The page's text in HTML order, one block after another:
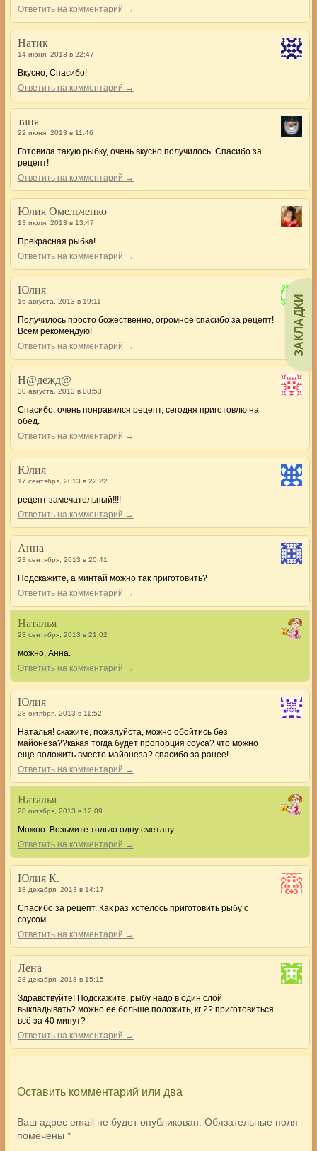
ЗАКЛАДКИ
Ответить на комментарий →
Натик
14 июня, 2013 в 22:47
Вкусно, Спасибо!
Ответить на комментарий →
таня
22 июня, 2013 в 11:46
Готовила такую рыбку, очень вкусно получилось. Спасибо за
рецепт!
Ответить на комментарий →
Юлия Омельченко
13 июля, 2013 в 13:47
Прекрасная рыбка!
Ответить на комментарий →
Юлия
16 августа, 2013 в 19:11
Получилось просто божественно, огромное спасибо за рецепт!
Всем рекомендую!
Ответить на комментарий →
Н@дежд@
30 августа, 2013 в 08:53
Спасибо, очень понравился рецепт, сегодня приготовлю на
обед.
Ответить на комментарий →
Юлия
17 сентября, 2013 в 22:22
рецепт замечательный!!!!
Ответить на комментарий →
Анна
23 сентября, 2013 в 20:41
Подскажите, а минтай можно так приготовить?
Ответить на комментарий →
Наталья
23 сентября, 2013 в 21:02
можно, Анна.
Ответить на комментарий →
Юлия
28 октября, 2013 в 11:52
Наталья! скажите, пожалуйста, можно обойтись без
майонеза??какая тогда будет пропорция соуса? что можно
еще положить вместо майонеза? спасибо за ранее!
Ответить на комментарий →
Наталья
28 октября, 2013 в 12:09
Можно. Возьмите только одну сметану.
Ответить на комментарий →
Юлия К.
18 декабря, 2013 в 14:17
Спасибо за рецепт. Как раз хотелось приготовить рыбу с
соусом.
Ответить на комментарий →
Лена
28 декабря, 2013 в 15:15
Здравствуйте! Подскажите, рыбу надо в один слой
выкладывать? можно ее больше положить, кг 2? приготовиться
всё за 40 минут?
Ответить на комментарий →
Оставить комментарий или два
Ваш адрес email не будет опубликован. Обязательные поля
помечены *